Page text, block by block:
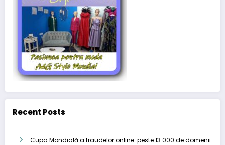
Recent Posts
Cupa Mondială a fraudelor online: peste 13.000 de domenii